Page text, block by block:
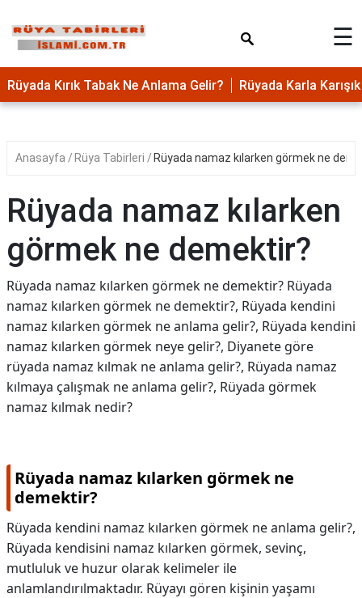
☰
Rüyada Kırık Tabak Ne Anlama Gelir? Rüyada Karla
Anasayfa Rüya Tabirleri Rüyada namaz kılarken görmek ne
Rüyada namaz kılarken
görmek ne demektir?
Rüyada namaz kılarken görmek ne demektir? Rüyada
namaz kılarken görmek ne demektir?, Rüyada kendini
namaz kılarken görmek ne anlama gelir?, Rüyada kendini
namaz kılarken görmek neye gelir?, Diyanete göre
rüyada namaz kılmak ne anlama gelir?, Rüyada namaz
kılmaya çalışmak ne anlama gelir?, Rüyada görmek
namaz kılmak nedir?
Rüyada namaz kılarken görmek ne
demektir?
Rüyada kendini namaz kılarken görmek ne anlama gelir?,
Rüyada kendisini namaz kılarken görmek, sevinç,
mutluluk ve huzur olarak kelimeler ile
anlamlandırılmaktadır. Rüyayı gören kişinin yaşamı